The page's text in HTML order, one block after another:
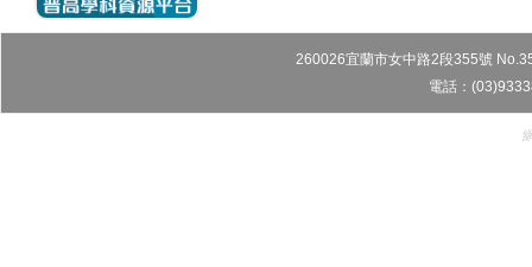
260026宜蘭市女中路2段355號
電話：